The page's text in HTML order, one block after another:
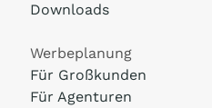
Downloads
Werbeplanung
Für Großkunden
Für Agenturen